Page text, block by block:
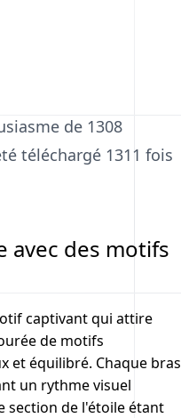
de 1308
téléchargé 1311 fois
avec des motifs
captivant qui attire
de motifs
et équilibré. Chaque bras
un rythme visuel
section de l'étoile étant